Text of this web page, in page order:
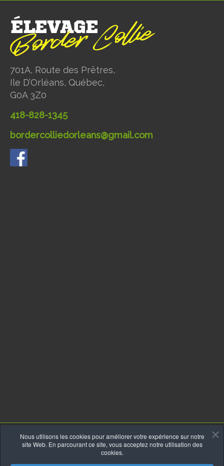
701A, Route des Prêtres,
Ile D’Orléans, Québec,
G0A 3Z0
418-828-1345
bordercolliedorleans@gmail.com
COPYRIGHT © 2026 ÉLEVAGE BORDER COLLIE.
Nous utilisons les cookies pour améliorer votre expérience sur notre
site Web. En parcourant ce site, vous acceptez notre utilisation des
cookies.